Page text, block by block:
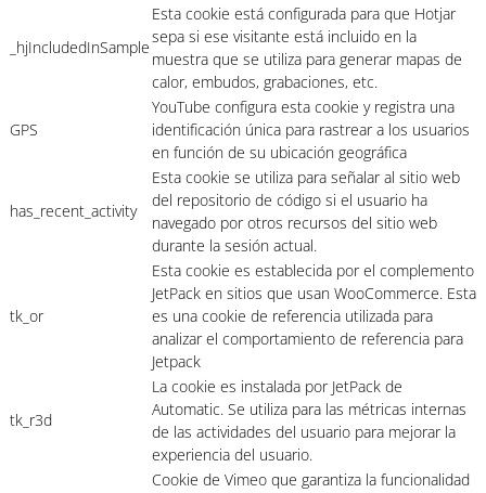
_hjIncludedInSample
Esta cookie está configurada para que Hotjar
sepa si ese visitante está incluido en la
muestra que se utiliza para generar mapas de
calor, embudos, grabaciones, etc.
GPS
YouTube configura esta cookie y registra una
identificación única para rastrear a los usuarios
en función de su ubicación geográfica
has_recent_activity
Esta cookie se utiliza para señalar al sitio web
del repositorio de código si el usuario ha
navegado por otros recursos del sitio web
durante la sesión actual.
tk_or
Esta cookie es establecida por el complemento
JetPack en sitios que usan WooCommerce. Esta
es una cookie de referencia utilizada para
analizar el comportamiento de referencia para
Jetpack
tk_r3d
La cookie es instalada por JetPack de
Automatic. Se utiliza para las métricas internas
de las actividades del usuario para mejorar la
experiencia del usuario.
Cookie de Vimeo que garantiza la funcionalidad